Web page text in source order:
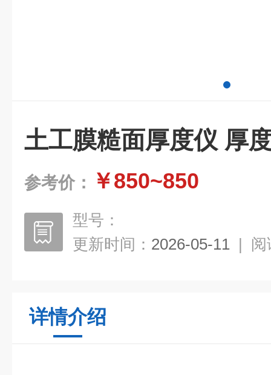
土工膜糙面厚度仪 厚
参考价： ￥850~850
型号：
更新时间： 2026-05-11 | 阅
详情介绍